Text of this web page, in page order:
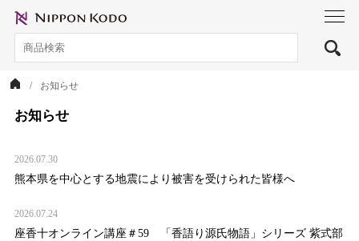
お知らせ
お知らせ
2026.07.30
熊本県を中心とする地震により被害を受けられた皆様へ
2026.07.24
座香十オンライン講座＃59 「香語り源氏物語」シリーズ 紫式部